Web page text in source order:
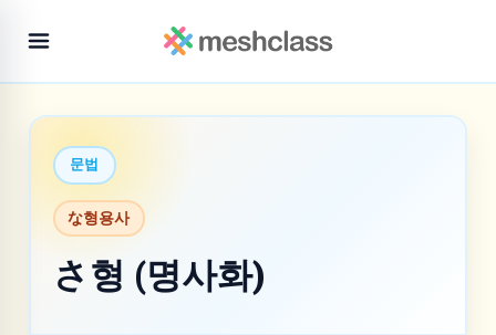
문법
な형용사
さ형 (명사화)